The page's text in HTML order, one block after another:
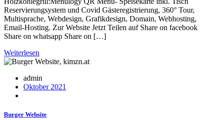
Reservierungsystem und Covid Gästeregistrierung, 360° Tour,
Multisprache, Webdesign, Grafikdesign, Domain, Webhosting,
Email-Hosting. Zur Website Jetzt Teilen auf Share on facebook
Share on whatsapp Share on […]
Weiterlesen
admin
Oktober 2021
Burger Website